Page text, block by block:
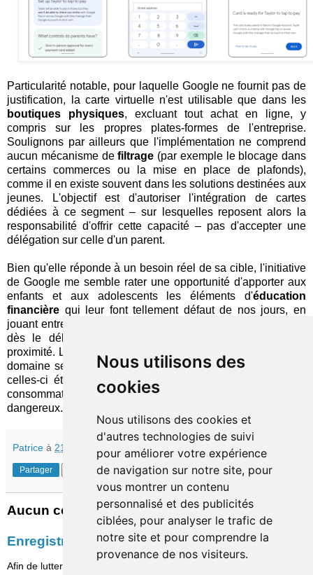
Nous utilisons des
cookies
Nous utilisons des cookies et
d'autres technologies de suivi
pour améliorer votre expérience
de navigation sur notre site, pour
vous montrer un contenu
personnalisé et des publicités
ciblées, pour analyser le trafic de
notre site et pour comprendre la
provenance de nos visiteurs.
Particularité notable, pour laquelle Google ne fournit pas de
justification, la carte virtuelle n'est utilisable que dans les
boutiques physiques, excluant tout achat en ligne, y
compris sur les propres plates-formes de l'entreprise.
Soulignons par ailleurs que l'implémentation ne comprend
aucun mécanisme defiltrage (par exemple le blocage dans
certains commerces ou la mise en place de plafonds),
comme il en existe souvent dans les solutions destinées aux
jeunes. L'objectif est d'autoriser l'intégration de cartes
dédiées à ce segment – sur lesquelles reposent alors la
responsabilité d'offrir cette capacité – pas d'accepter une
délégation sur celle d'un parent.
Bien qu'elle réponde à un besoin réel de sa cible, l'initiative
de Google me semble rater une opportunité d'apporter aux
enfants et aux adolescents les éléments d'éducation
financière qui leur font tellement défaut de nos jours, en
jouant entre autres sur la relation avec un proche instaurée
dès le début pour encourager un accompagnement de
proximité. Les banques qui souhaitent se positionner sur ce
domaine se réjouiront d'éviter un puissant concurrent mais
celles-ci étant rares, elle laisse une génération de futurs
consommateurs se débrouiller avec un outil potentiellement
dangereux.
Patrice à 21:45
Partager
Aucun commentaire:
Enregistrer un commentaire
Afin de lutter contre le spam, les commentaires ne